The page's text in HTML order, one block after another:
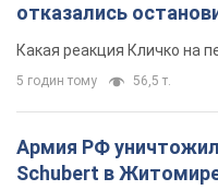
отказались
небоскреба
Какая реакция Кличко на
5 годин тому 56,5 т.
Армия РФ
Schubert в